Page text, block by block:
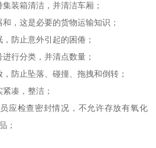
装箱清洁，并清洁车厢；
，这是必要的货物运输知识；
防止意外引起的困倦；
行分类，并清点数量；
防止坠落、碰撞、拖拽和倒转；
凑，整洁；
应检查密封情况，不允许存放有氧化
；